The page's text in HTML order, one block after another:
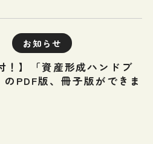
お知らせ
！】「資産形成ハンドブ
PDF版、冊子版ができま